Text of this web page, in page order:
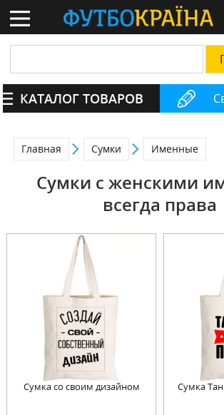
КАТАЛОГ ТОВАРОВ
Главная Сумки Именные
Сумки с женскими
всегда права
Сумка со своим дизайном Сумка